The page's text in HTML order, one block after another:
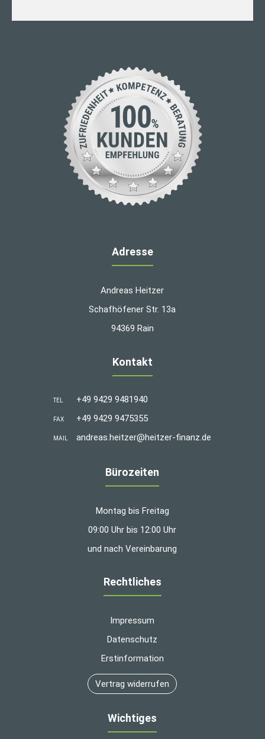
Adresse
Andreas Heitzer
Schafhöfener Str. 13a
94369 Rain
Kontakt
TEL +49 9429 9481940
FAX +49 9429 9475355
MAIL andreas.heitzer@heitzer-finanz.de
Bürozeiten
Montag bis Freitag
09:00 Uhr bis 12:00 Uhr
und nach Vereinbarung
Rechtliches
Impressum
Datenschutz
Erstinformation
Vertrag widerrufen
Wichtiges